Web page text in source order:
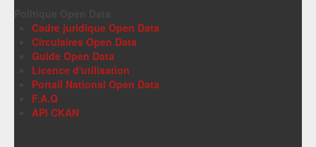
Cadre juridique Open Data
Circulaires Open Data
Guide Open Data
Licence d'utilisation
Portail National Open Data
F.A.Q
API CKAN